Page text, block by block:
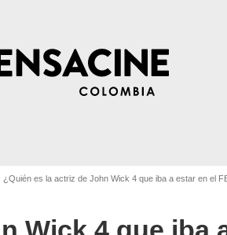
¿Quién es la actriz de John Wick 4 que iba a estar en el